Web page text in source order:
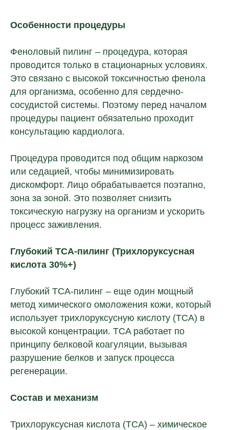
Особенности процедуры
Феноловый пилинг – процедура, которая
проводится только в стационарных условиях.
Это связано с высокой токсичностью фенола
для организма, особенно для сердечно-
сосудистой системы. Поэтому перед началом
процедуры пациент обязательно проходит
консультацию кардиолога.
Процедура проводится под общим наркозом
или седацией, чтобы минимизировать
дискомфорт. Лицо обрабатывается поэтапно,
зона за зоной. Это позволяет снизить
токсическую нагрузку на организм и ускорить
процесс заживления.
Глубокий TCA-пилинг (Трихлоруксусная
кислота 30%+)
Глубокий TCA-пилинг – еще один мощный
метод химического омоложения кожи, который
использует трихлоруксусную кислоту (TCA) в
высокой концентрации. TCA работает по
принципу белковой коагуляции, вызывая
разрушение белков и запуск процесса
регенерации.
Состав и механизм
Трихлоруксусная кислота (TCA) – химическое